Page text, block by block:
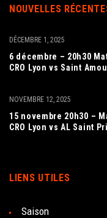
NOUVELLES
6 décembre – 20h30
CRO Lyon vs Saint
DÉCEMBRE 1, 2025
15 novembre 20h30 –
CRO Lyon vs AL Saint
NOVEMBRE 12, 2025
LIENS UTILES
Saison